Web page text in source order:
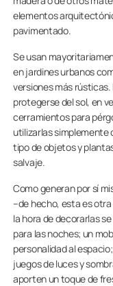
elementos
pavimentado.
Se usan
en jardines urbanos
versiones más
protegerse del sol, en
cerramientos para
utilizarlas
tipo de objetos y
salvaje.
Como generan por sí
–de hecho, esta es
la hora de decorarlas
para las noches; un
personalidad al
juegos de luces y
aporten un toque de